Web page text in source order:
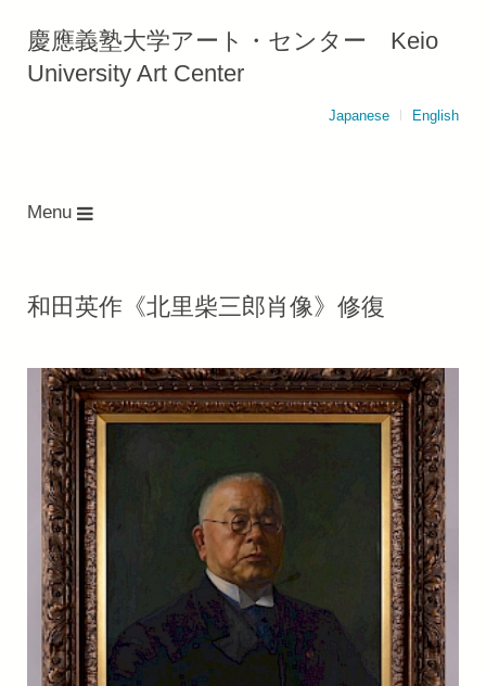
慶應義塾大学アート・センター Keio
University Art Center
Japanese English
Menu
和田英作《北里柴三郎肖像》修復